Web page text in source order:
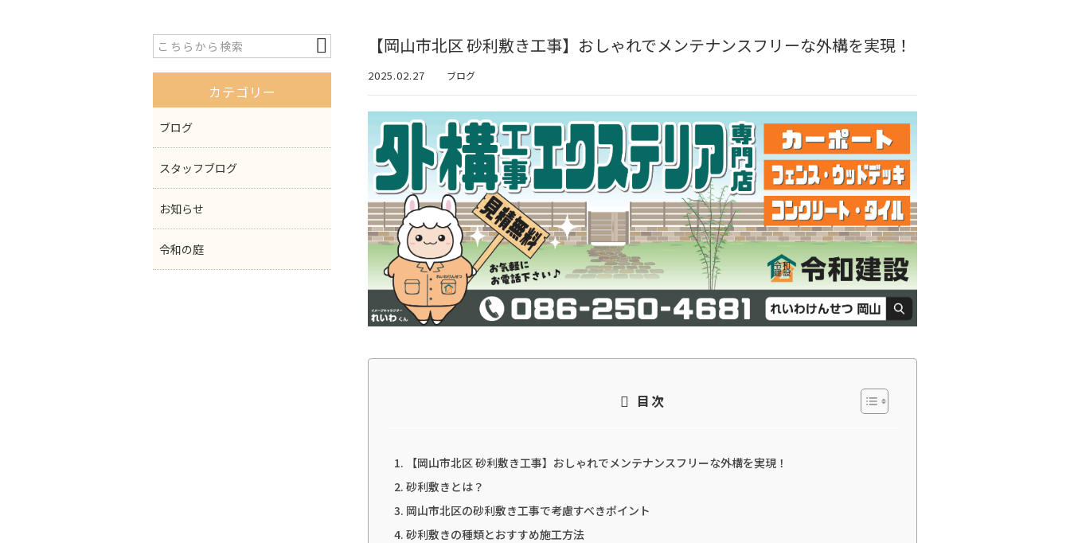
【岡山市北区 砂利敷き工事】おしゃれでメンテナンスフリーな外構を実現！
2025.02.27 ブログ
目次
【岡山市北区 砂利敷き工事】おしゃれでメンテナンスフリーな外構を実現！
砂利敷きとは？
岡山市北区の砂利敷き工事で考慮すべきポイント
砂利敷きの種類とおすすめ施工方法
カテゴリー
ブログ
スタッフブログ
お知らせ
令和の庭